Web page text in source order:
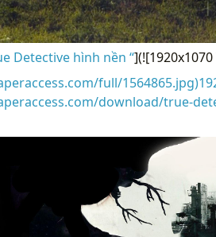
Detective hình nền “
full/
download/true-